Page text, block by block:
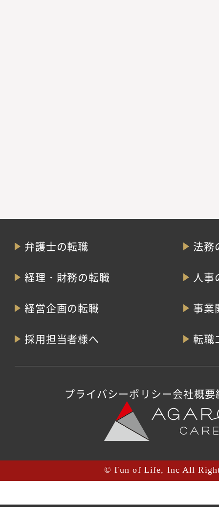
弁護士の転職 法務
経理・財務の転職 人事
経営企画の転職 事業
採用担当者様へ 転職
プライバシーポリシー会社概要
© Fun of Life, Inc All Right